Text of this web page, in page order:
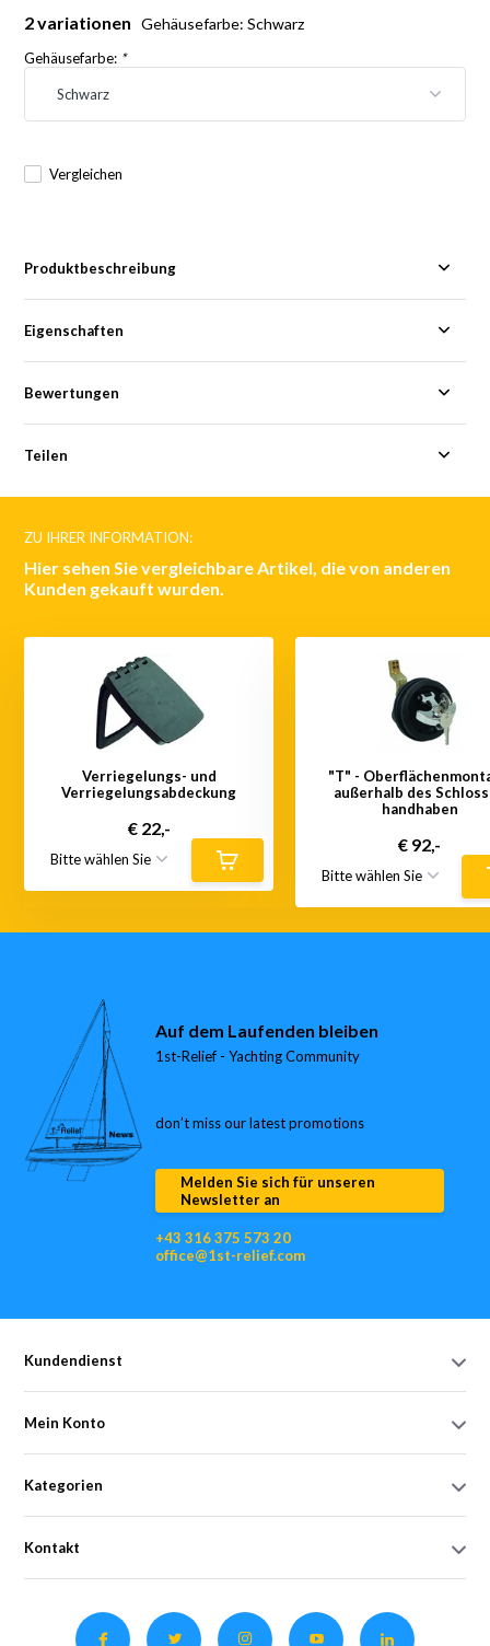
2 variationen Gehäusefarbe: Schwarz
Gehäusefarbe: *
Vergleichen
Produktbeschreibung
Eigenschaften
Bewertungen
Teilen
ZU IHRER INFORMATION:
Hier sehen Sie vergleichbare Artikel, die von anderen
Kunden gekauft wurden.
Verriegelungs- und
Verriegelungsabdeckung
€ 22,-
"T" -
außerhalb des
handhaben
€ 92,-
Auf dem Laufenden bleiben
1st-Relief - Yachting Community
don’t miss our latest promotions
Melden Sie sich für unseren
Newsletter an
+43 316 375 573 20
office@1st-relief.com
Kundendienst
Mein Konto
Kategorien
Kontakt